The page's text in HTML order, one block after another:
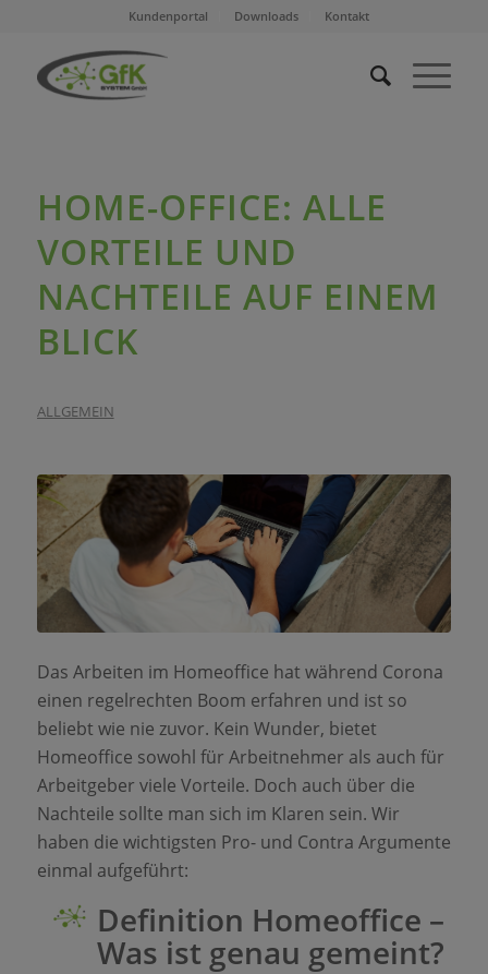
Kundenportal Downloads Kontakt
HOME-OFFICE: ALLE
VORTEILE UND
NACHTEILE AUF EINEM
BLICK
ALLGEMEIN
Das Arbeiten im Homeoffice hat während Corona
einen regelrechten Boom erfahren und ist so
beliebt wie nie zuvor. Kein Wunder, bietet
Homeoffice sowohl für Arbeitnehmer als auch für
Arbeitgeber viele Vorteile. Doch auch über die
Nachteile sollte man sich im Klaren sein. Wir
haben die wichtigsten Pro- und Contra Argumente
einmal aufgeführt:
Definition Homeoffice –
Was ist genau gemeint?